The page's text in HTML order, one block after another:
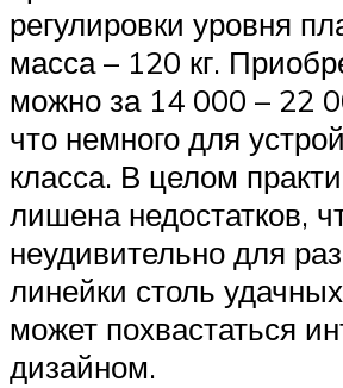
регулировки уровня
масса – 120 кг.
можно за 14 000 – 22
что немного для
класса. В целом
лишена недостатков,
неудивительно для
линейки столь
может похвастаться
дизайном.